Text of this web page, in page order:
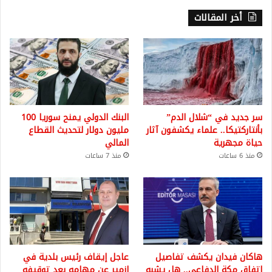
أخر المقالات
سر جديد في “شلال الدم”
بأنتاركتيكا.. علماء يكشفون آثار
حياة مجهرية
منذ 6 ساعات
البنك الدولي يمنح سوريا 100
مليون دولار لتحديث القطاع
المالي
منذ 7 ساعات
هاكان فيدان يكشف تفاصيل عاجل إيقاف رئيس بلدية في